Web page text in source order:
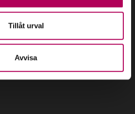
Tillåt urval
Avvisa